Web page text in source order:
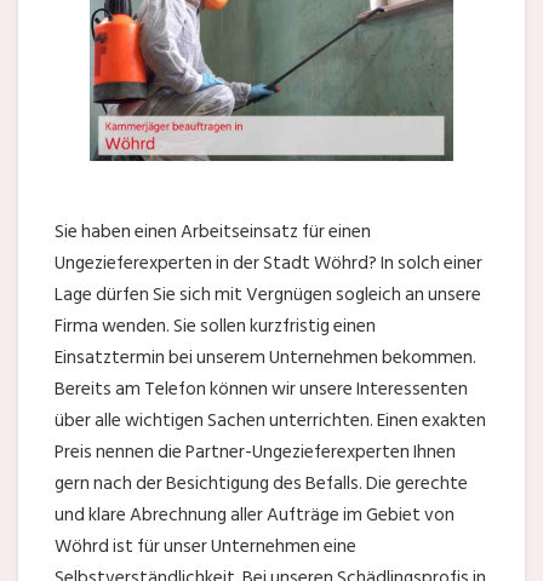
Sie haben einen Arbeitseinsatz für einen
Ungezieferexperten in der Stadt Wöhrd? In solch einer
Lage dürfen Sie sich mit Vergnügen sogleich an unsere
Firma wenden. Sie sollen kurzfristig einen
Einsatztermin bei unserem Unternehmen bekommen.
Bereits am Telefon können wir unsere Interessenten
über alle wichtigen Sachen unterrichten. Einen exakten
Preis nennen die Partner-Ungezieferexperten Ihnen
gern nach der Besichtigung des Befalls. Die gerechte
und klare Abrechnung aller Aufträge im Gebiet von
Wöhrd ist für unser Unternehmen eine